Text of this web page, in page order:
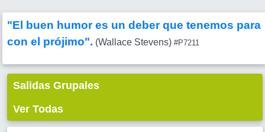
"El buen humor es un deber que tenemos para
con el prójimo". (Wallace Stevens) #P7211
Salidas Grupales
Ver Todas